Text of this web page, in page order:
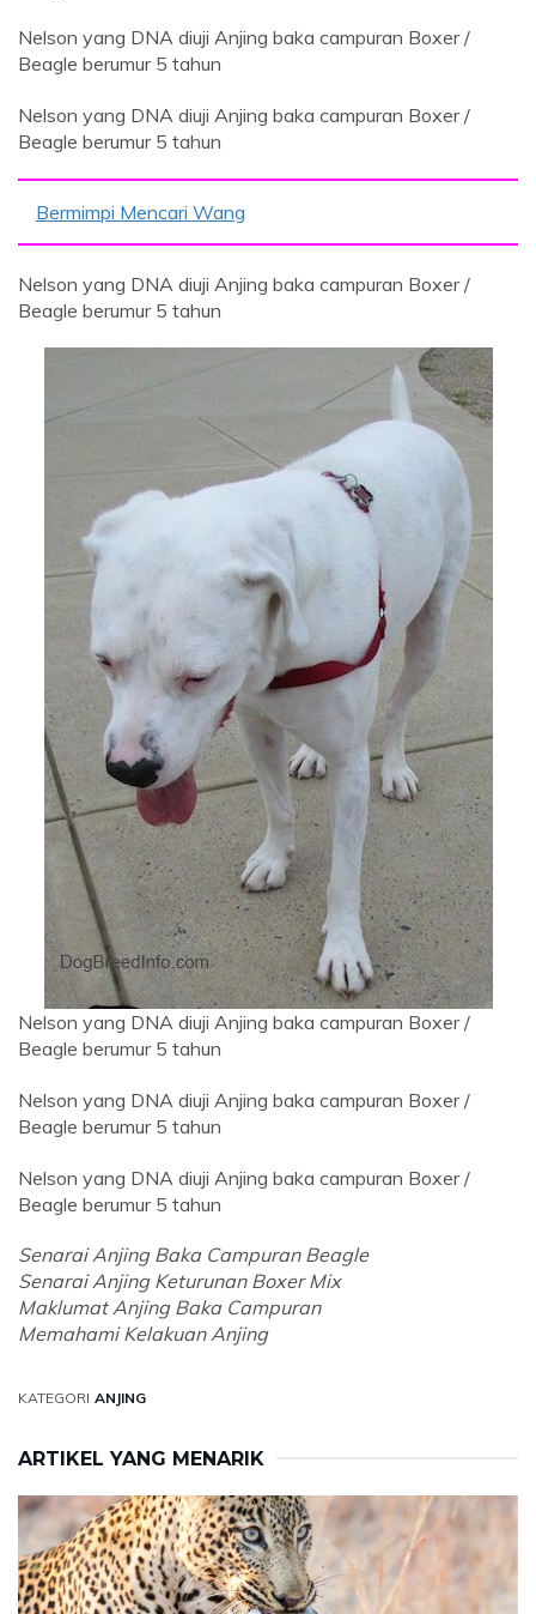
Nelson yang DNA diuji Anjing baka campuran Boxer /
Beagle berumur 5 tahun
Nelson yang DNA diuji Anjing baka campuran Boxer /
Beagle berumur 5 tahun
Bermimpi Mencari Wang
Nelson yang DNA diuji Anjing baka campuran Boxer /
Beagle berumur 5 tahun
Nelson yang DNA diuji Anjing baka campuran Boxer /
Beagle berumur 5 tahun
Nelson yang DNA diuji Anjing baka campuran Boxer /
Beagle berumur 5 tahun
Nelson yang DNA diuji Anjing baka campuran Boxer /
Beagle berumur 5 tahun
Senarai Anjing Baka Campuran Beagle
Senarai Anjing Keturunan Boxer Mix
Maklumat Anjing Baka Campuran
Memahami Kelakuan Anjing
KATEGORI ANJING
ARTIKEL YANG MENARIK